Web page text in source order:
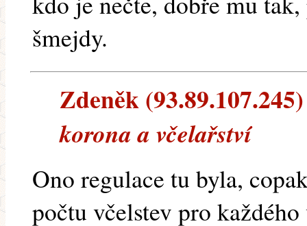
šmejdy.
Zdeněk
korona a včelařství
Ono regulace tu byla,
počtu včelstev pro